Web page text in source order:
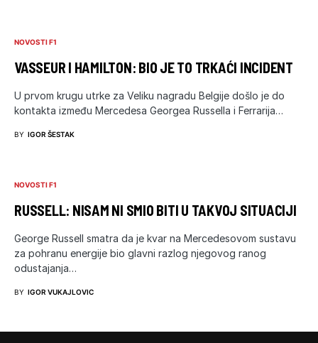
NOVOSTI F1
VASSEUR I HAMILTON: BIO JE TO TRKAĆI INCIDENT
U prvom krugu utrke za Veliku nagradu Belgije došlo je do
kontakta između Mercedesa Georgea Russella i Ferrarija…
BY IGOR ŠESTAK
NOVOSTI F1
RUSSELL: NISAM NI SMIO BITI U TAKVOJ SITUACIJI
George Russell smatra da je kvar na Mercedesovom sustavu
za pohranu energije bio glavni razlog njegovog ranog
odustajanja…
BY IGOR VUKAJLOVIC